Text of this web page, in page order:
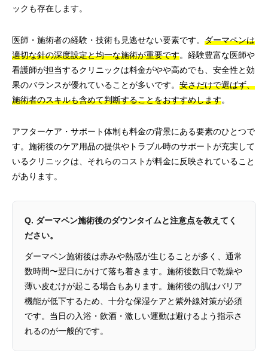
ックも存在します。
医師・施術者の経験・技術も見逃せない要素です。 ダーマペンは
適切な針の深度設定と均一な施術が重要です。経験豊富な医師や
看護師が担当するクリニックは料金がやや高めでも、安全性と効
果のバランスが優れていることが多いです。 安さだけで選ばず、
施術者のスキルも含めて判断することをおすすめします。
アフターケア・サポート体制も料金の背景にある要素のひとつで
す。施術後のケア用品の提供やトラブル時のサポートが充実して
いるクリニックは、それらのコストが料金に反映されていること
があります。
Q. ダーマペン施術後のダウンタイムと注意点を教えてく
ださい。
ダーマペン施術後は赤みや熱感が生じることが多く、通常
数時間〜翌日にかけて落ち着きます。施術後数日で乾燥や
薄い皮むけが起こる場合もあります。施術後の肌はバリア
機能が低下するため、十分な保湿ケアと紫外線対策が必須
です。当日の入浴・飲酒・激しい運動は避けるよう指示さ
れるのが一般的です。